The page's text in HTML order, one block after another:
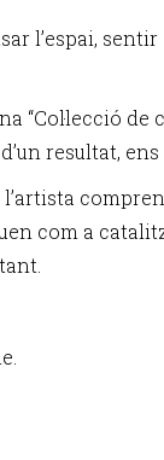
l’espai, sentir
“Col·lecció
resultat,
l’artista
com a